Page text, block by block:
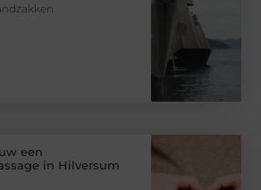
een
in Hilversum